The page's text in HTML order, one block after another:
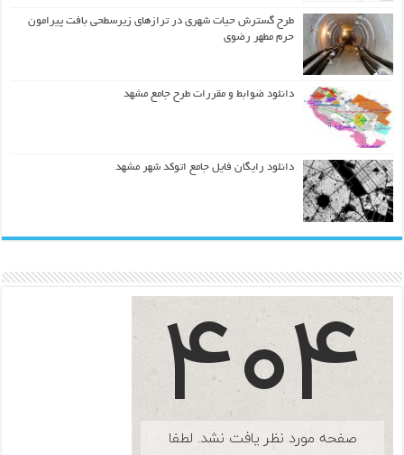
طرح گسترش حیات شهري در ترازهاي زیرسطحی بافت پیرامون
حرم مطهر رضوي
دانلود ضوابط و مقررات طرح جامع مشهد
دانلود رایگان فایل جامع اتوکد شهر مشهد